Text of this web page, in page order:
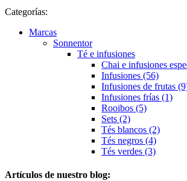
Categorías:
Marcas
Sonnentor
Té e infusiones
Chai e infusiones
Infusiones (56)
Infusiones de frutas
Infusiones frías (1)
Rooibos (5)
Sets (2)
Tés blancos (2)
Tés negros (4)
Tés verdes (3)
Artículos de nuestro blog: